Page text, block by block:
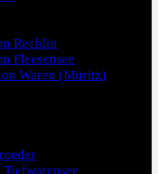
Rechlin
Fleesensee
Waren (Müritz)